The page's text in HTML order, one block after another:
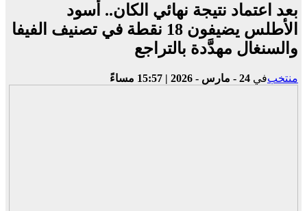
بعد اعتماد نتيجة نهائي الكان.. أسود
الأطلس يضيفون 18 نقطة في تصنيف الفيفا
والسنغال مهدَّدة بالتراجع
منتخبفي 24 - مارس - 2026 | 15:57 مساءً